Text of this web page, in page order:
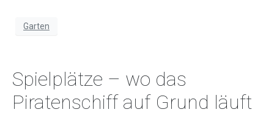
Garten
Spielplätze – wo das
Piratenschiff auf Grund läuft